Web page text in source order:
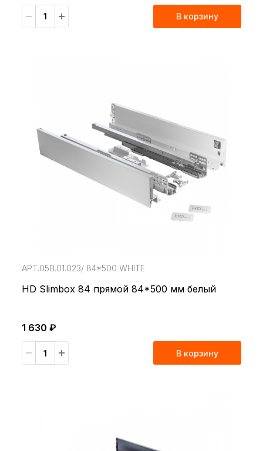
В корзину
АРТ.05В.01.023/ 84*500 WHITE
HD Slimbox 84 прямой 84*500 мм белый
1 630 ₽
В корзину